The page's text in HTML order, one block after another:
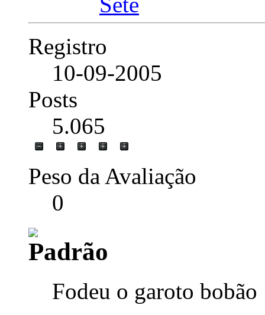
Registro
10-09-2005
Posts
5.065
Peso da Avaliação
0
Fodeu o garoto bobão